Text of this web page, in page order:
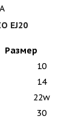
EJ20
Размер
10
14
22w
30